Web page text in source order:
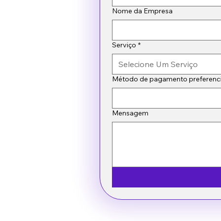
Nome da Empresa
Serviço *
Selecione Um Serviço
Método de pagamento
Mensagem